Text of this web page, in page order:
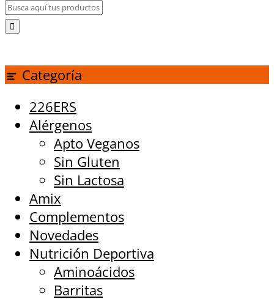
Categoría
226ERS
Alérgenos
Apto Veganos
Sin Gluten
Sin Lactosa
Amix
Complementos
Novedades
Nutrición Deportiva
Aminoácidos
Barritas